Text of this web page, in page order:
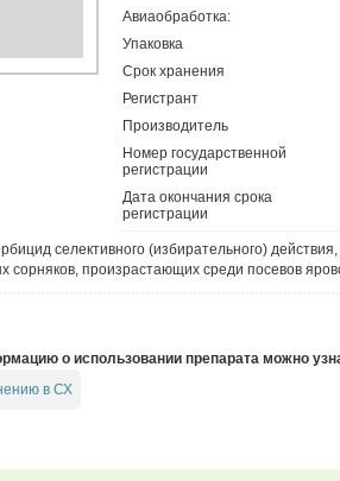
Авиаобработка:
Упаковка
Срок хранения
Регистрант
Производитель
Номер государственной
регистрации
Дата окончания срока
регистрации
селективного (избирательного)
сорняков, произрастающих среди посевов
о использовании препарата можно
в СХ